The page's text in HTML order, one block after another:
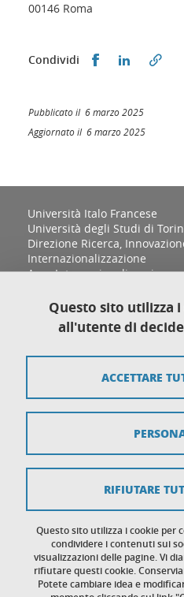
00146 Roma
Condividi Condividi su
Pubblicato il 6 marzo 2025
Aggiornato il 6 marzo 2025
Università Italo Francese
Università degli Studi di
Direzione Ricerca,
Internazionalizzazione
Area Internazionalizzazione
allo Sviluppo
Complesso Aldo Moro,
Via Sant'Ottavio 12/B
Mappa del sito
Note legali
Protezione dei dati personali
Cookies
Accessibilità: non conforme
Questo sito utilizza
all'utente di
Questo sito utilizza i cookie per
condividere i contenuti sui
visualizzazioni delle pagine. Vi
rifiutare questi cookie.
Potete cambiare idea e
ACCETTARE
RIFIUTARE